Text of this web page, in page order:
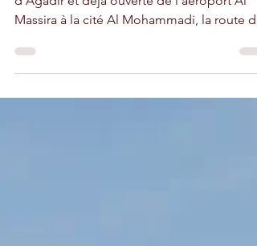
Nouvellement nommée Rocade nord-est
Massira à la cité Al Mohammadi, la route de
contournement va connaître sa troisième